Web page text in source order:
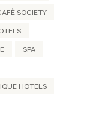
SOCIETY
SPA
HOTELS